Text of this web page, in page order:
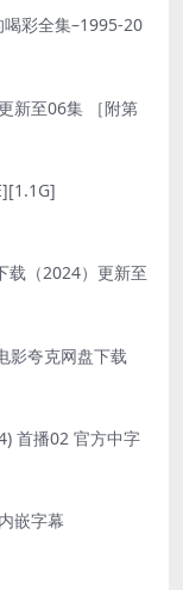
彩全集–1995-20
新至06集 ［附第
载（2024）更新至
字电影夸克网盘下载
嵌字幕